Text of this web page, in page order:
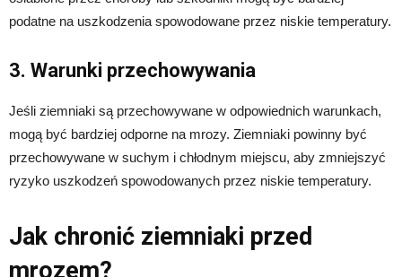
podatne na uszkodzenia spowodowane przez niskie temperatury.
3. Warunki przechowywania
Jeśli ziemniaki są przechowywane w odpowiednich warunkach,
mogą być bardziej odporne na mrozy. Ziemniaki powinny być
przechowywane w suchym i chłodnym miejscu, aby zmniejszyć
ryzyko uszkodzeń spowodowanych przez niskie temperatury.
Jak chronić ziemniaki przed
mrozem?